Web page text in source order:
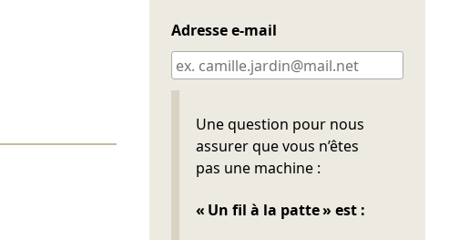
Adresse e-mail
Une question pour nous
assurer que vous n’êtes
pas une machine :
« Un fil à la patte » est :
Ne pas remplir